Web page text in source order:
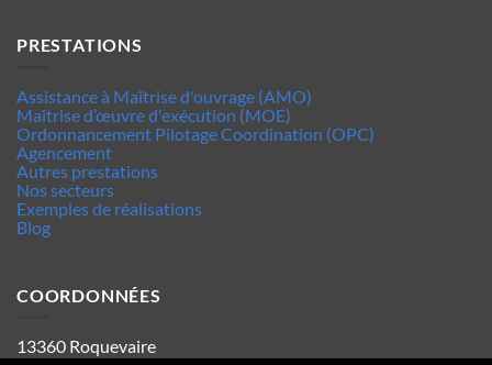
PRESTATIONS
Assistance à Maîtrise d'ouvrage (AMO)
Maîtrise d’œuvre d'exécution (MOE)
Ordonnancement Pilotage Coordination (OPC)
Agencement
Autres prestations
Nos secteurs
Exemples de réalisations
Blog
COORDONNÉES
13360 Roquevaire